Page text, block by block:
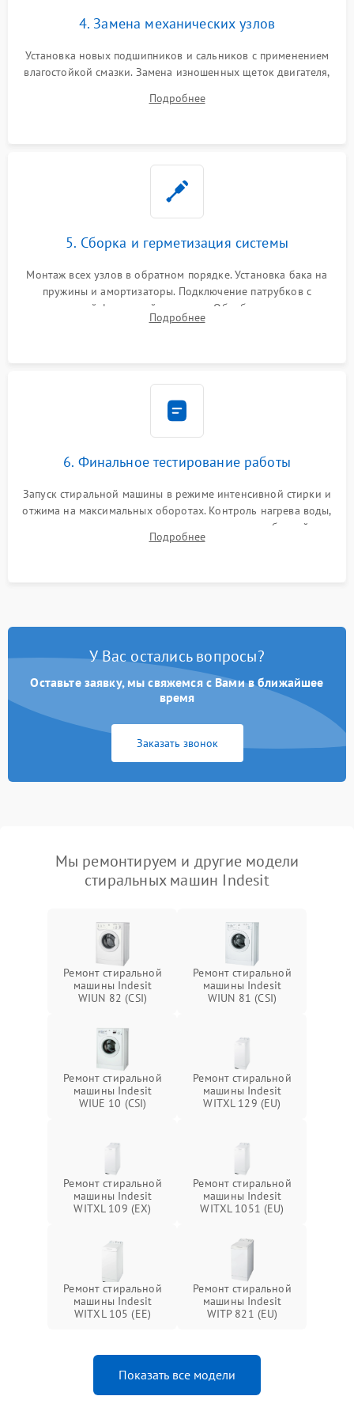
4. Замена механических узлов
Установка новых подшипников и сальников с применением
влагостойкой смазки. Замена изношенных щеток двигателя,
или поврежденной резиновой манжеты.
Подробнее
5. Сборка и герметизация системы
Монтаж всех узлов в обратном порядке. Установка бака на
пружины и амортизаторы. Подключение патрубков с
надежной фиксацией хомутами. Обработка стыков
герметиком для предотвращения возможных протечек воды.
Подробнее
6. Финальное тестирование работы
Запуск стиральной машины в режиме интенсивной стирки и
отжима на максимальных оборотах. Контроль нагрева воды,
корректности слива, отсутствия излишних вибраций,
посторонних стуков и протечек под корпусом.
Подробнее
У Вас остались вопросы?
Оставьте заявку, мы свяжемся с Вами в ближайшее
время
Заказать звонок
Мы ремонтируем и другие модели
стиральных машин Indesit
Ремонт стиральной
машины Indesit
WIUN 82 (CSI)
Ремонт стиральной
машины Indesit
WIUN 81 (CSI)
Ремонт стиральной
машины Indesit
WIUE 10 (CSI)
Ремонт стиральной
машины Indesit
WITXL 129 (EU)
Ремонт стиральной
машины Indesit
WITXL 109 (EX)
Ремонт стиральной
машины Indesit
WITXL 1051 (EU)
Ремонт стиральной
машины Indesit
WITXL 105 (EE)
Ремонт стиральной
машины Indesit
WITP 821 (EU)
Показать все модели